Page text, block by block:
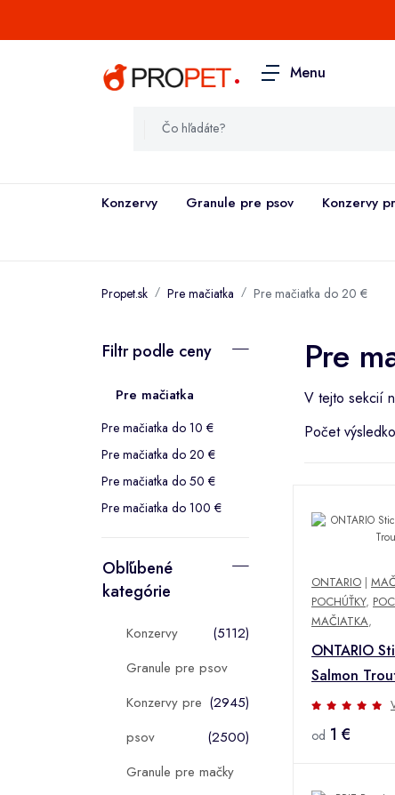
. Menu
Konzervy Granule pre psov Konzervy
Propet.sk Pre mačiatka Pre mačiatka do 20 €
Filtr podle ceny
Pre mačiatka
Pre mačiatka do 10 €
Pre mačiatka do 20 €
Pre mačiatka do 50 €
Pre mačiatka do 100 €
Obľúbené
kategórie
Konzervy
(5112)
Granule pre psov
(2945)
Konzervy pre
psov
(2500)
Granule pre mačky
Pre
V tejto sekcií
Počet
ONTARIO |
POCHÚŤKY,
MAČIATKA,
ONTARIO
Salmon
od 1 €